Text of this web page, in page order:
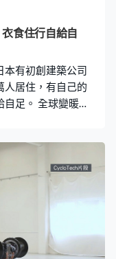
食住行自給自
本有初創建築公司
人居住，有自己的
足。 全球變暖加
境將人口遷居到
一代都市。這個構
市，直徑1.58公
以讓1萬人定居，
的環形浮台，上
據中心，可以直接
塘，容納各種浮